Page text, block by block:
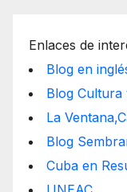
Enlaces de
Blog en
Blog Cultura
La
Blog
Cuba en